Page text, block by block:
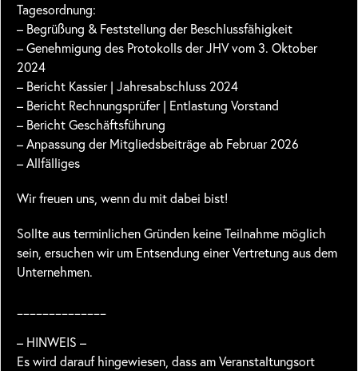
Tagesordnung:
– Begrüßung & Feststellung der Beschlussfähigkeit
– Genehmigung des Protokolls der JHV vom 3. Oktober
2024
– Bericht Kassier | Jahresabschluss 2024
– Bericht Rechnungsprüfer | Entlastung Vorstand
– Bericht Geschäftsführung
– Anpassung der Mitgliedsbeiträge ab Februar 2026
– Allfälliges
Wir freuen uns, wenn du mit dabei bist!
Sollte aus terminlichen Gründen keine Teilnahme möglich
sein, ersuchen wir um Entsendung einer Vertretung aus dem
Unternehmen.
– HINWEIS –
Es wird darauf hingewiesen, dass am Veranstaltungsort